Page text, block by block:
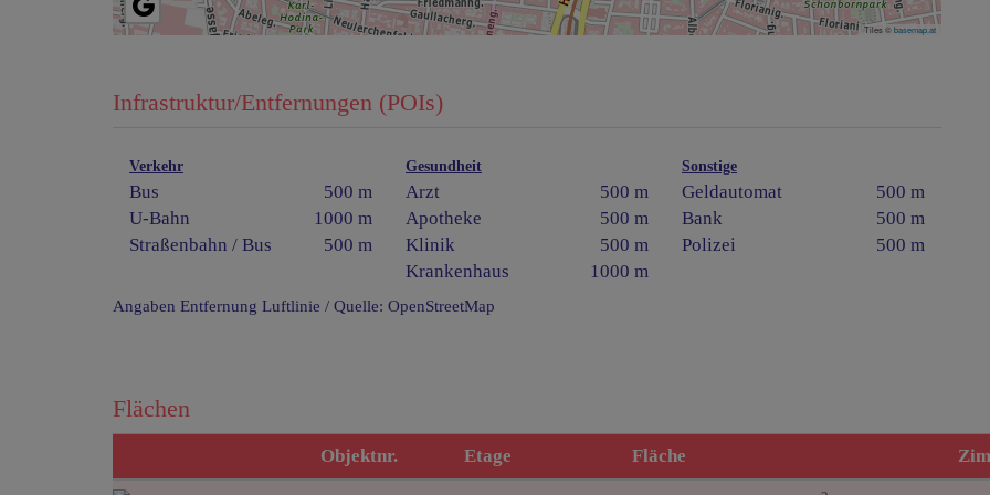
Tiles ©basemap.at
Infrastruktur/Entfernungen (POIs)
Verkehr
Bus
500 m
U-Bahn
1000 m
Straßenbahn / Bus
500 m
Gesundheit
Arzt
500 m
Apotheke
500 m
Klinik
500 m
Krankenhaus
1000 m
Sonstige
Geldautomat
500 m
Bank
500 m
Polizei
500 m
Angaben Entfernung Luftlinie / Quelle: OpenStreetMap
Flächen
Objektnr. Etage Fläche